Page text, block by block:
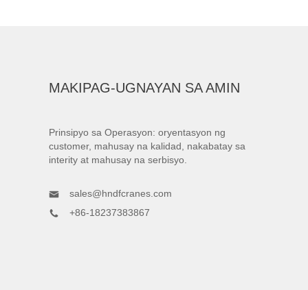
MAKIPAG-UGNAYAN SA AMIN
Prinsipyo sa Operasyon: oryentasyon ng
customer, mahusay na kalidad, nakabatay sa
interity at mahusay na serbisyo.
sales@hndfcranes.com
+86-18237383867